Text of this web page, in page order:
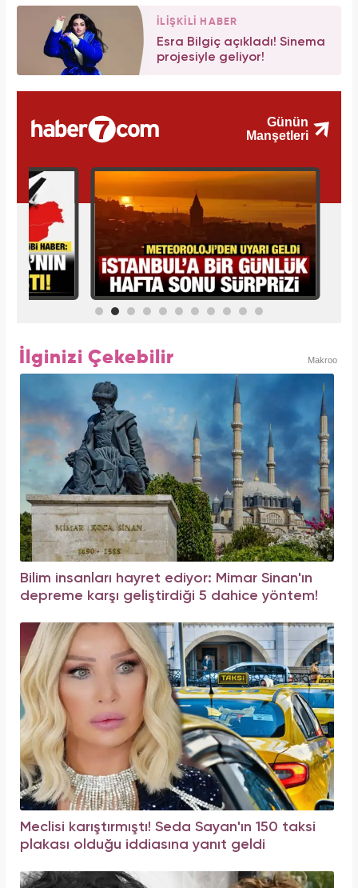
İLİŞKİLİ HABER
Esra Bilgiç açıkladı! Sinema
projesiyle geliyor!
İlginizi Çekebilir Makroo
Bilim insanları hayret ediyor: Mimar Sinan'ın
depreme karşı geliştirdiği 5 dahice yöntem!
Meclisi karıştırmıştı! Seda Sayan'ın 150 taksi
plakası olduğu iddiasına yanıt geldi